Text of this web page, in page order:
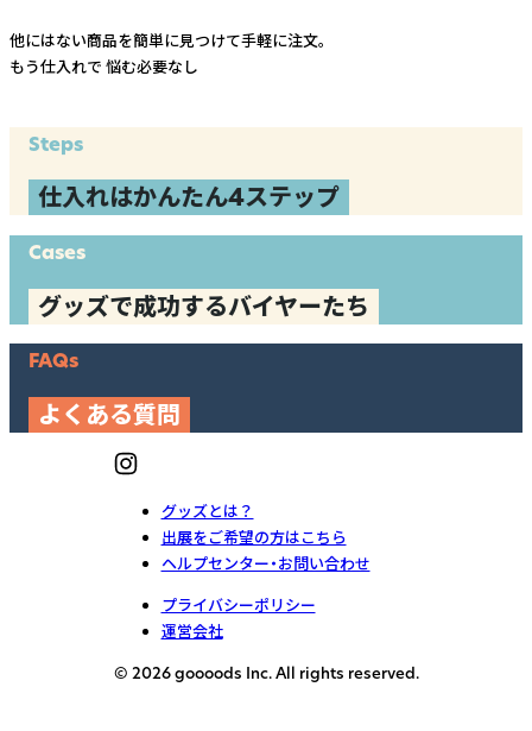
他にはない商品を簡単に見つけて手軽に注文。
もう仕入れで 悩む必要なし
Steps
仕入れはかんたん4ステップ
Cases
グッズで成功するバイヤーたち
FAQs
よくある質問
グッズとは？
出展をご希望の方はこちら
ヘルプセンター・お問い合わせ
プライバシーポリシー
運営会社
© 2026 goooods Inc. All rights reserved.